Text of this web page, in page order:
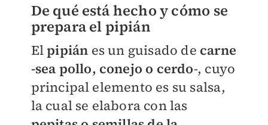
De qué está hecho y cómo se
prepara el pipián
Elpipián es un guisado de carne
-sea pollo, conejo o cerdo-, cuyo
principal elemento es su salsa,
la cual se elabora con las